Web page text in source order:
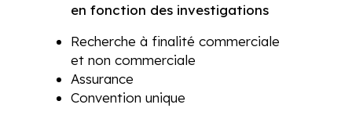
en fonction des investigations
Recherche à finalité commerciale
et non commerciale
Assurance
Convention unique